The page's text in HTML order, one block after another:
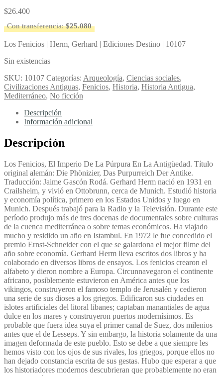
$26.400
Con transferencia:$25.080
Los Fenicios | Herm, Gerhard | Ediciones Destino | 10107
Sin existencias
SKU: 10107 Categorías: Arqueología, Ciencias sociales,
Civilizaciones Antiguas, Fenicios, Historia, Historia Antigua,
Mediterráneo, No ficción
Descripción
Información adicional
Descripción
Los Fenicios, El Imperio De La Púrpura En La Antigüedad. Título
original alemán: Die Phönizier, Das Purpurreich Der Antike.
Traducción: Jaime Gascón Rodá. Gerhard Herm nació en 1931 en
Crailsheim, y vivió en Ottobrunn, cerca de Munich. Estudió historia
y economía política, primero en los Estados Unidos y luego en
Munich. Después trabajó para la Radio y la Televisión. Durante este
período produjo más de tres docenas de documentales sobre culturas
de la cuenca mediterránea o sobre temas económicos. Ha viajado
mucho y residido un año en Istambul. En 1972 le fue concedido el
premio Ernst-Schneider con el que se galardona el mejor filme del
año sobre economía. Gerhard Herm lleva escritos dos libros y ha
colaborado en diversos libros de ensayos. Los fenicios crearon el
alfabeto y dieron nombre a Europa. Circunnavegaron el continente
africano, posiblemente estuvieron en América antes que los
vikingos, construyeron el famoso templo de Jerusalén y cedieron
una serie de sus dioses a los griegos. Edificaron sus ciudades en
islotes artificiales del litoral libanes; captaban manantiales de agua
dulce en los mares y construyeron puertos modernísimos. Es
probable que fuera idea suya el primer canal de Suez, dos milenios
antes que el de Lesseps. Y sin embargo, la historia solamente da una
imagen deformada de este pueblo. Esto se debe a que siempre les
hemos visto con los ojos de sus rivales, los griegos, porque ellos no
han dejado constancia escrita de sus gestas. Hubo que esperar a que
los historiadores modernos descubrieran que probablemente no eran